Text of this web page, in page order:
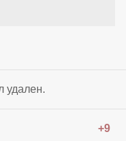
удален.
+9